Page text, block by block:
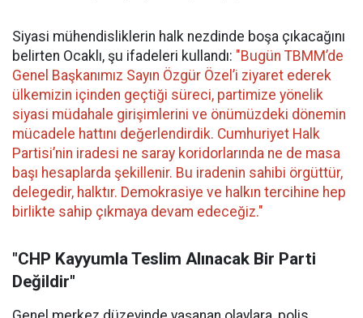
Siyasi mühendisliklerin halk nezdinde boşa çıkacağını
belirten Ocaklı, şu ifadeleri kullandı: "Bugün TBMM’de
Genel Başkanımız Sayın Özgür Özel’i ziyaret ederek
ülkemizin içinden geçtiği süreci, partimize yönelik
siyasi müdahale girişimlerini ve önümüzdeki dönemin
mücadele hattını değerlendirdik. Cumhuriyet Halk
Partisi’nin iradesi ne saray koridorlarında ne de masa
başı hesaplarda şekillenir. Bu iradenin sahibi örgüttür,
delegedir, halktır. Demokrasiye ve halkın tercihine hep
birlikte sahip çıkmaya devam edeceğiz."
"CHP Kayyumla Teslim Alınacak Bir Parti
Değildir"